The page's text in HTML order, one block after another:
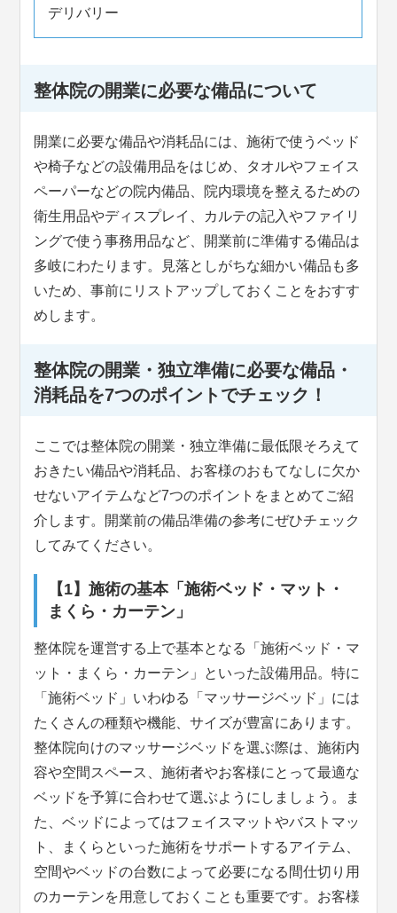
デリバリー
整体院の開業に必要な備品について
開業に必要な備品や消耗品には、施術で使うベッド
や椅子などの設備用品をはじめ、タオルやフェイス
ペーパーなどの院内備品、院内環境を整えるための
衛生用品やディスプレイ、カルテの記入やファイリ
ングで使う事務用品など、開業前に準備する備品は
多岐にわたります。見落としがちな細かい備品も多
いため、事前にリストアップしておくことをおすす
めします。
整体院の開業・独立準備に必要な備品・
消耗品を7つのポイントでチェック！
ここでは整体院の開業・独立準備に最低限そろえて
おきたい備品や消耗品、お客様のおもてなしに欠か
せないアイテムなど7つのポイントをまとめてご紹
介します。開業前の備品準備の参考にぜひチェック
してみてください。
【1】施術の基本「施術ベッド・マット・
まくら・カーテン」
整体院を運営する上で基本となる「施術ベッド・マ
ット・まくら・カーテン」といった設備用品。特に
「施術ベッド」いわゆる「マッサージベッド」には
たくさんの種類や機能、サイズが豊富にあります。
整体院向けのマッサージベッドを選ぶ際は、施術内
容や空間スペース、施術者やお客様にとって最適な
ベッドを予算に合わせて選ぶようにしましょう。ま
た、ベッドによってはフェイスマットやバストマッ
ト、まくらといった施術をサポートするアイテム、
空間やベッドの台数によって必要になる間仕切り用
のカーテンを用意しておくことも重要です。お客様